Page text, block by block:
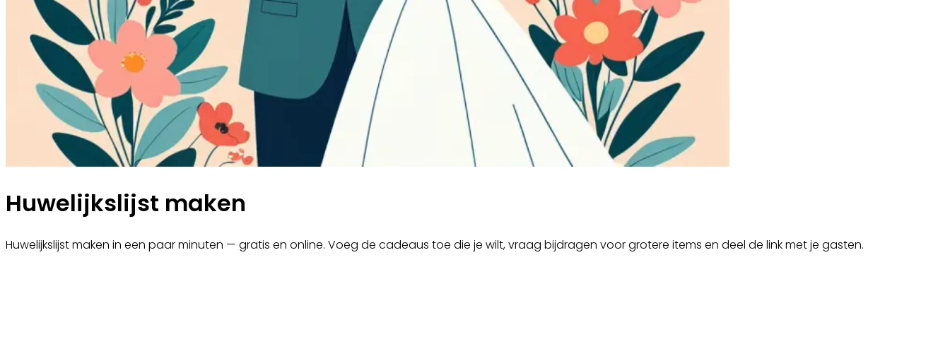
Huwelijkslijst maken
Huwelijkslijst maken in een paar minuten — gratis en online. Voeg de cadeaus toe die je wilt, vraag bijdragen voor grotere items en deel de link met je gasten.